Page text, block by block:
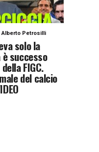
Alberto Petrosilli
solo la
è successo
FIGC.
del calcio